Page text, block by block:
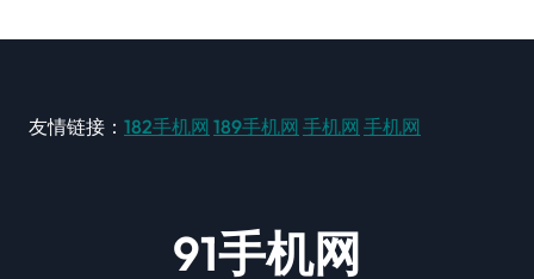
友情链接： 182手机网 189手机网 手机网 手机网
91手机网